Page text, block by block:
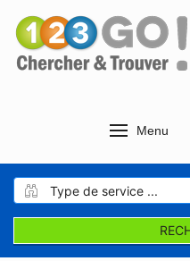
Menu